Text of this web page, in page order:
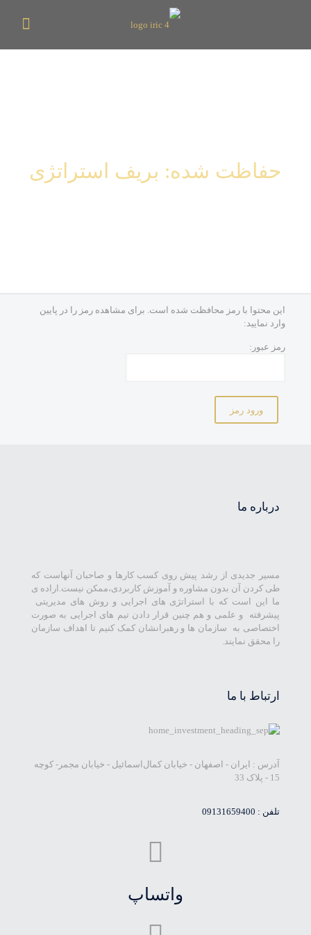
حفاظت شده: بریف استراتژی
این محتوا با رمز محافظت شده است. برای مشاهده رمز را در پایین
وارد نمایید:
رمز عبور:
درباره ما
مسیر جدیدی از رشد پیش روی کسب کارها و صاحبان آنهاست که
طی کردن آن بدون مشاوره و آموزش کاربردی،ممکن نیست.اراده ی
ما این است که با استراتژی های اجرایی و روش های مدیریتی
پیشرفته و علمی و هم چنین قرار دادن تیم های اجرایی به صورت
اختصاصی به سازمان ها و رهبرانشان کمک کنیم تا اهداف سازمان
را محقق نمایند.
ارتباط با ما
آدرس : ایران - اصفهان - خیابان کمال‌اسمائیل - خیابان مجمر- کوچه
15 - پلاک 33
تلفن : 09131659400
واتساپ